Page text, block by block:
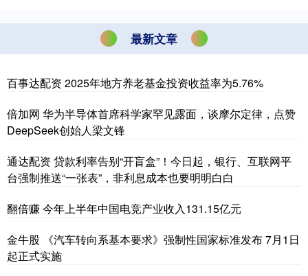
最新文章
百事达配资 2025年地方养老基金投资收益率为5.76%
倍加网 华为半导体首席科学家罕见露面，谈摩尔定律，点赞
DeepSeek创始人梁文锋
通达配资 贷款利率告别“开盲盒”！今日起，银行、互联网平
台强制推送“一张表”，非利息成本也要明明白白
翻倍赚 今年上半年中国电竞产业收入131.15亿元
金牛股 《汽车转向系基本要求》强制性国家标准发布 7月1日
起正式实施